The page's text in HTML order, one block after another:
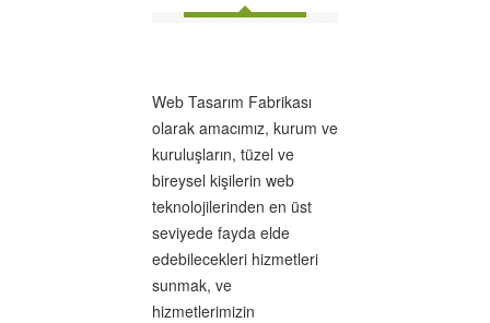
Web Tasarım Fabrikası
olarak amacımız, kurum ve
kuruluşların, tüzel ve
bireysel kişilerin web
teknolojilerinden en üst
seviyede fayda elde
edebilecekleri hizmetleri
sunmak, ve
hizmetlerimizin